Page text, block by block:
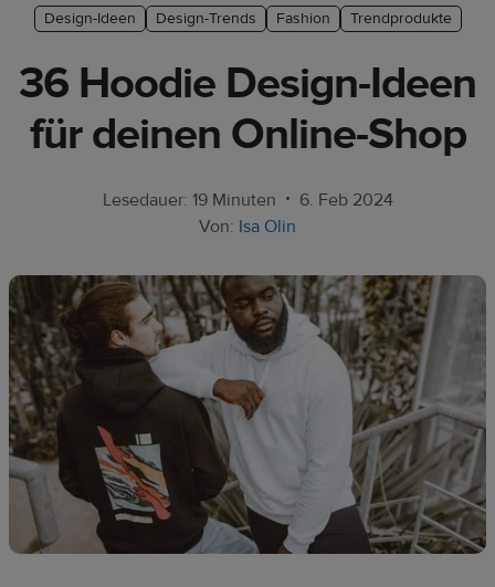
Stil &
erstellen
Ressourcen
Preise
DE
Design-Ideen Design-Trends Fashion Trendprodukte
36 Hoodie Design-Ideen
für deinen Online-Shop
Lesedauer: 19 Minuten • 6. Feb 2024
Von: Isa Olin